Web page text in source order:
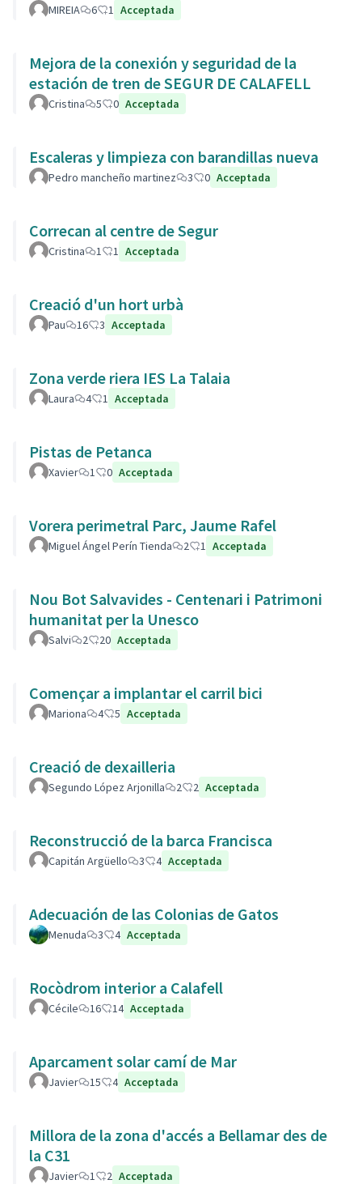
MIREIA 6 1 Acceptada
Mejora de la conexión y seguridad de la
estación de tren de SEGUR DE CALAFELL
Cristina 5 0 Acceptada
Escaleras y limpieza con barandillas nueva
Pedro mancheño martinez 3 0 Acceptada
Correcan al centre de Segur
Cristina 1 1 Acceptada
Creació d'un hort urbà
Pau 16 3 Acceptada
Zona verde riera IES La Talaia
Laura 4 1 Acceptada
Pistas de Petanca
Xavier 1 0 Acceptada
Vorera perimetral Parc, Jaume Rafel
Miguel Ángel Perín Tienda 2 1 Acceptada
Nou Bot Salvavides - Centenari i Patrimoni
humanitat per la Unesco
Salvi 2 20 Acceptada
Començar a implantar el carril bici
Mariona 4 5 Acceptada
Creació de dexailleria
Segundo López Arjonilla 2 2 Acceptada
Reconstrucció de la barca Francisca
Capitán Argüello 3 4 Acceptada
Adecuación de las Colonias de Gatos
Menuda 3 4 Acceptada
Rocòdrom interior a Calafell
Cécile 16 14 Acceptada
Aparcament solar camí de Mar
Javier 15 4 Acceptada
Millora de la zona d'accés a Bellamar des de
la C31
Javier 1 2 Acceptada